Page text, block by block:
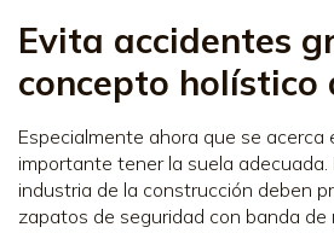
Evita accidentes
concepto holístico
Especialmente ahora que se acerca
importante tener la suela adecuada.
industria de la construcción deben
zapatos de seguridad con banda de